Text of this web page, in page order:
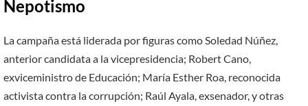
Nepotismo
La campaña está liderada por figuras como Soledad Núñez,
anterior candidata a la vicepresidencia; Robert Cano,
exviceministro de Educación; María Esther Roa, reconocida
activista contra la corrupción; Raúl Ayala, exsenador, y otras